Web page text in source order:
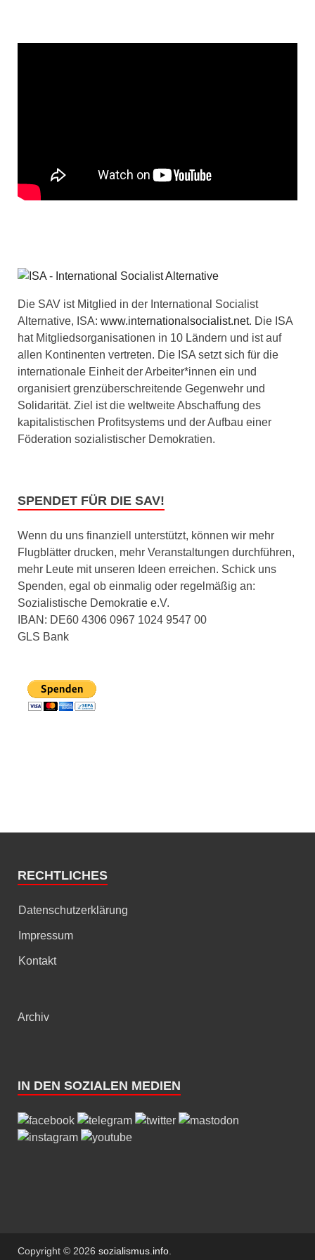
Die SAV ist Mitglied in der International Socialist
Alternative, ISA: www.internationalsocialist.net. Die ISA
hat Mitgliedsorganisationen in 10 Ländern und ist auf
allen Kontinenten vertreten. Die ISA setzt sich für die
internationale Einheit der Arbeiter*innen ein und
organisiert grenzüberschreitende Gegenwehr und
Solidarität. Ziel ist die weltweite Abschaffung des
kapitalistischen Profitsystems und der Aufbau einer
Föderation sozialistischer Demokratien.
SPENDET FÜR DIE SAV!
Wenn du uns finanziell unterstützt, können wir mehr
Flugblätter drucken, mehr Veranstaltungen durchführen,
mehr Leute mit unseren Ideen erreichen. Schick uns
Spenden, egal ob einmalig oder regelmäßig an:
Sozialistische Demokratie e.V.
IBAN: DE60 4306 0967 1024 9547 00
GLS Bank
RECHTLICHES
Datenschutzerklärung
Impressum
Kontakt
Archiv
IN DEN SOZIALEN MEDIEN
Copyright © 2026 sozialismus.info.